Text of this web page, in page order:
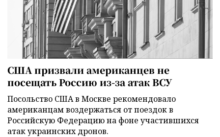
США призвали американцев не
посещать Россию из-за атак ВСУ
Посольство США в Москве рекомендовало
американцам воздержаться от поездок в
Российскую Федерацию на фоне участившихся
атак украинских дронов.